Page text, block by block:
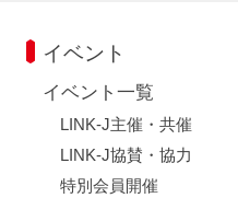
イベント
イベント一覧
LINK-J主催・共催
LINK-J協賛・協力
特別会員開催